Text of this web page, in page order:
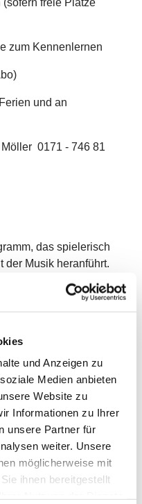
und Anzeigen zu
Medien anbieten
Website zu
Informationen zu Ihrer
unsere Partner für
weiter. Unsere
möglicherweise mit
ihnen bereitgestellt
freie Plätze
zum Kennenlernen
und an
0171 - 746 81
das spielerisch
der Musik heranführt.
Kinder mit Freude
der Musik –
aufgegriffen,